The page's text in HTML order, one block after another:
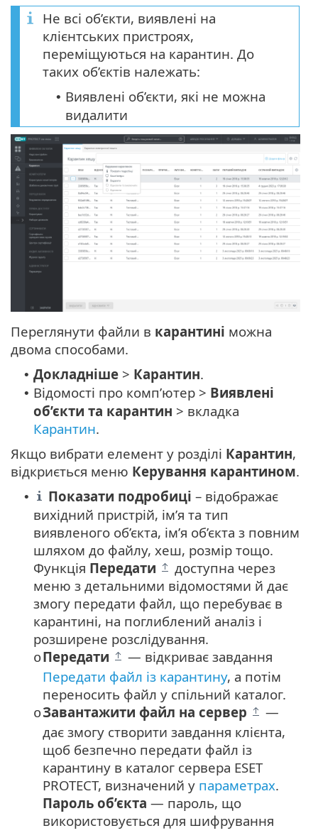
Не всі об’єкти, виявлені на
клієнтських пристроях,
переміщуються на карантин. До
таких об’єктів належать:
• Виявлені об’єкти, які не можна
видалити
Переглянути файли в карантині можна
двома способами.
• Докладніше > Карантин.
• Відомості про комп’ютер > Виявлені
об’єкти та карантин > вкладка
Карантин.
Якщо вибрати елемент у розділі Карантин,
відкриється меню Керування карантином.
• Показати подробиці – відображає
вихідний пристрій, ім’я та тип
виявленого об’єкта, ім’я об’єкта з повним
шляхом до файлу, хеш, розмір тощо.
Функція Передати
доступна через
меню з детальними відомостями й дає
змогу передати файл, що перебуває в
карантині, на поглиблений аналіз і
розширене розслідування.
oПередати
— відкриває завдання
Передати файл із карантину, а потім
переносить файл у спільний каталог.
oЗавантажити файл на сервер
—
дає змогу створити завдання клієнта,
щоб безпечно передати файл із
карантину в каталог сервера ESET
PROTECT, визначений у параметрах.
Пароль об’єкта — пароль, що
використовується для шифрування